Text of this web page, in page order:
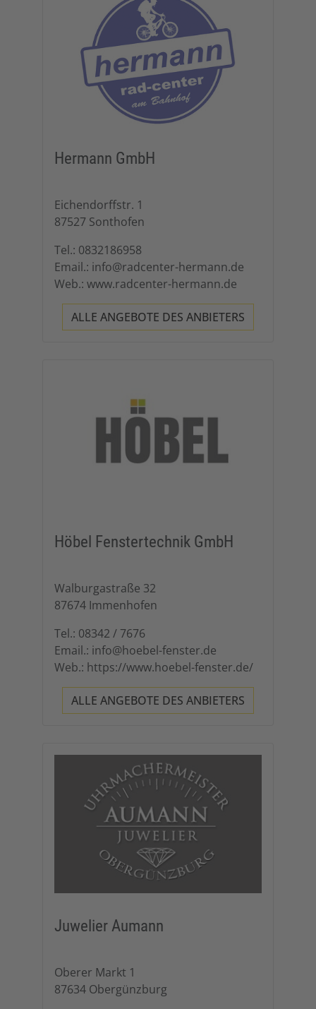
Hermann GmbH
Eichendorffstr. 1
87527 Sonthofen
Tel.: 0832186958
Email.: info@radcenter-hermann.de
Web.: www.radcenter-hermann.de
ALLE ANGEBOTE DES ANBIETERS
Höbel Fenstertechnik GmbH
Walburgastraße 32
87674 Immenhofen
Tel.: 08342 / 7676
Email.: info@hoebel-fenster.de
Web.: https://www.hoebel-fenster.de/
ALLE ANGEBOTE DES ANBIETERS
Juwelier Aumann
Oberer Markt 1
87634 Obergünzburg